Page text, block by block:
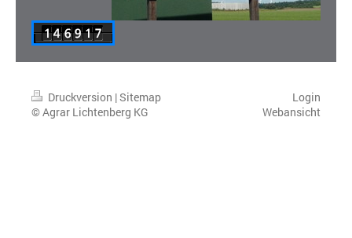
Druckversion |Sitemap
© Agrar Lichtenberg KG
Login
Webansicht